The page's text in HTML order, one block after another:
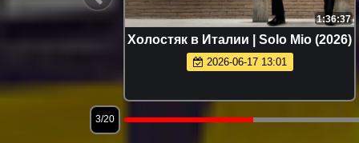
2:15:22 1:36:37
Холостяк в Италии | Solo Mio (2026)
2026-06-17 13:01
3/20